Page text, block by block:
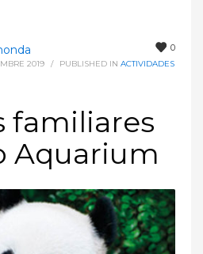
0
2019 / PUBLISHED IN ACTIVIDADES
familiares
Aquarium